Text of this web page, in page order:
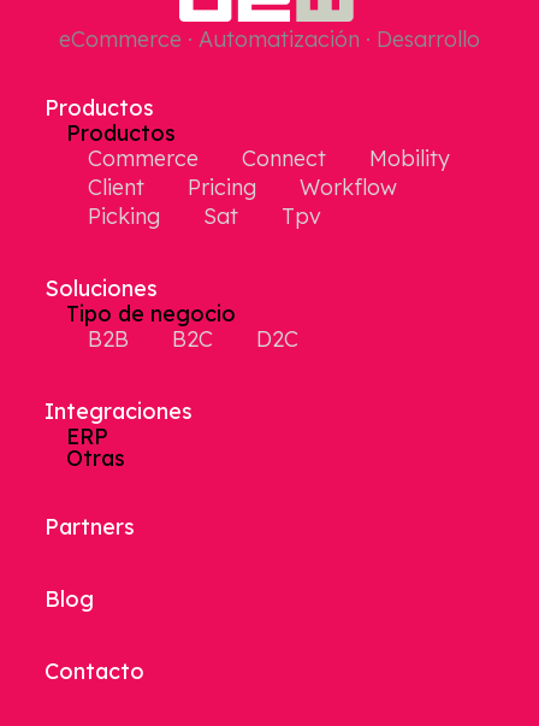
eCommerce · Automatización · Desarrollo
Productos
Productos
Commerce
Connect
Mobility
Client
Pricing
Workflow
Picking
Sat Tpv
Soluciones
Tipo de negocio
B2B
B2C D2C
Integraciones
ERP
Otras
Partners
Blog
Contacto